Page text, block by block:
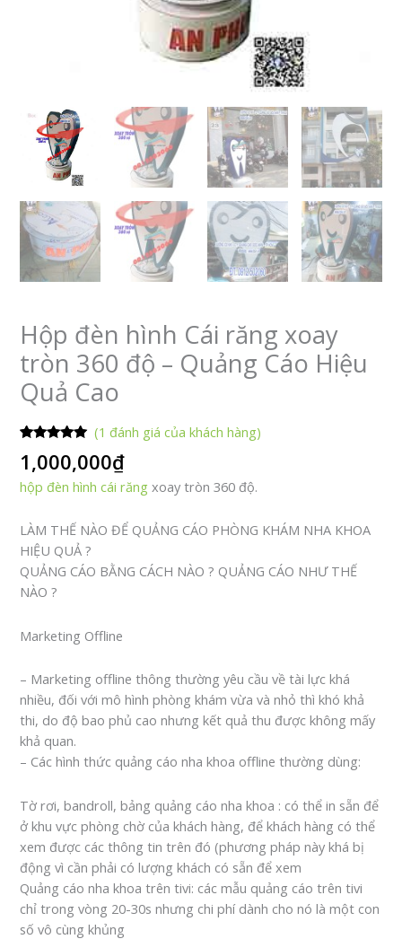
Hộp đèn hình Cái răng xoay
tròn 360 độ – Quảng Cáo Hiệu
Quả Cao
dựa trên
đánh giá
(1 đánh giá của khách hàng)
1,000,000₫
hộp đèn hình cái răng xoay tròn 360 độ.
LÀM THẾ NÀO ĐỂ QUẢNG CÁO PHÒNG KHÁM NHA KHOA
HIỆU QUẢ ?
QUẢNG CÁO BẰNG CÁCH NÀO ? QUẢNG CÁO NHƯ THẾ
NÀO ?
Marketing Offline
– Marketing offline thông thường yêu cầu về tài lực khá
nhiều, đối với mô hình phòng khám vừa và nhỏ thì khó khả
thi, do độ bao phủ cao nhưng kết quả thu được không mấy
khả quan.
– Các hình thức quảng cáo nha khoa offline thường dùng:
Tờ rơi, bandroll, bảng quảng cáo nha khoa : có thể in sẵn để
ở khu vực phòng chờ của khách hàng, để khách hàng có thể
xem được các thông tin trên đó (phương pháp này khá bị
động vì cần phải có lượng khách có sẵn để xem
Quảng cáo nha khoa trên tivi: các mẫu quảng cáo trên tivi
chỉ trong vòng 20-30s nhưng chi phí dành cho nó là một con
số vô cùng khủng